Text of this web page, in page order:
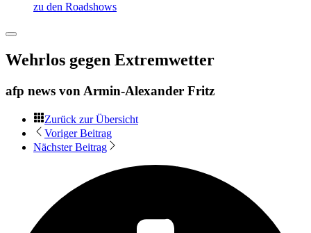
zu den Roadshows
Wehrlos gegen Extremwetter
afp news von Armin-Alexander Fritz
Zurück zur Übersicht
Voriger Beitrag
Nächster Beitrag